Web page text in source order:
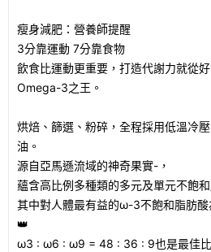
瘦身減肥：營養師提醒
3分靠運動 7分靠食物
飲食比運動更重要，打造代謝力就從好
Omega-3之王。
烘焙、篩選、粉碎，全程採用低溫冷
油。
源自亞馬遜流域的神奇果實-，
蘊含高比例多種類的多元及單元不飽和
其中對人體最有益的ω-3不飽和脂肪
👑
ω3 : ω6 : ω9 = 48 : 36 : 9也是最佳比